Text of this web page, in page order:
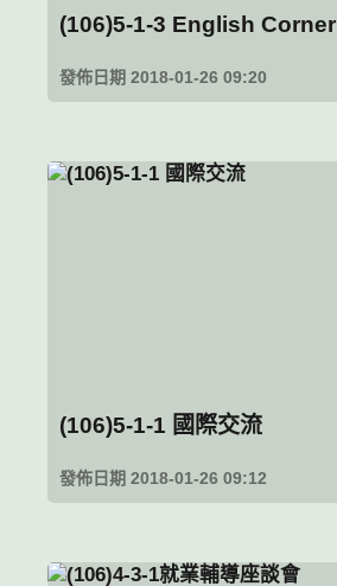
(106)5-1-3 English Corner
發佈日期 2018-01-26 09:20
(106)5-1-1 國際交流
發佈日期 2018-01-26 09:12